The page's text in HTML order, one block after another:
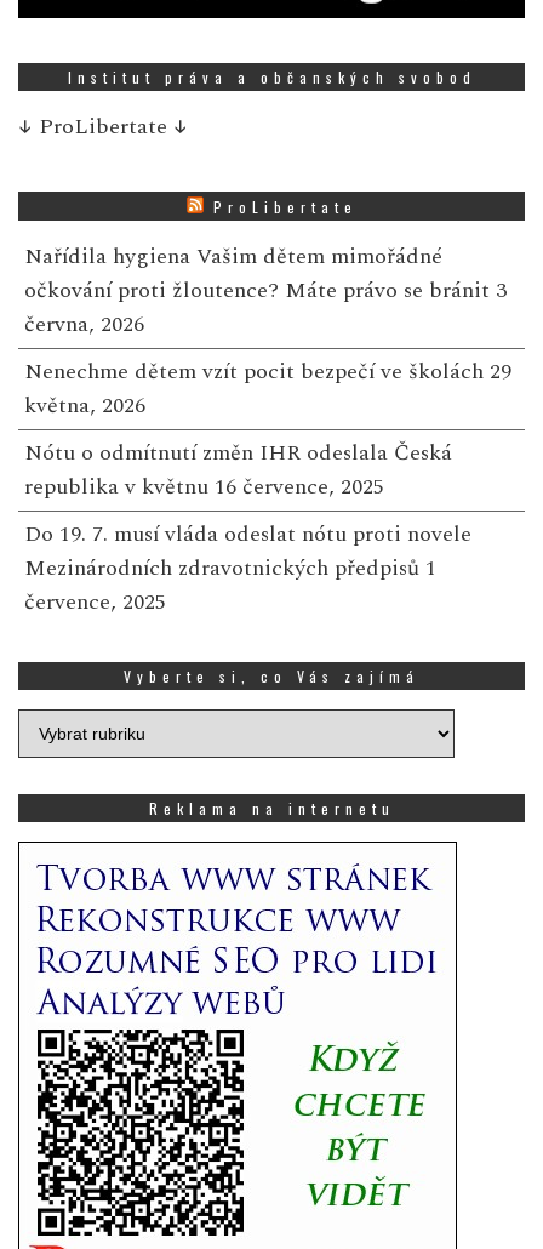
Institut práva a občanských svobod
↓ ProLibertate ↓
ProLibertate
Nařídila hygiena Vašim dětem mimořádné
očkování proti žloutence? Máte právo se bránit 3
června, 2026
Nenechme dětem vzít pocit bezpečí ve školách 29
května, 2026
Nótu o odmítnutí změn IHR odeslala Česká
republika v květnu 16 července, 2025
Do 19. 7. musí vláda odeslat nótu proti novele
Mezinárodních zdravotnických předpisů 1
července, 2025
Vyberte si, co Vás zajímá
Vyberte
si,
zajímá
Reklama na internetu